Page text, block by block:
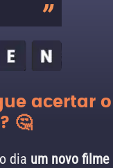
acertar o
🤔
dia um novo filme